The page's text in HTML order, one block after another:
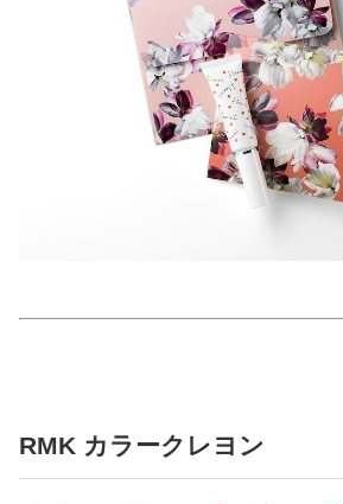
妊娠/出産/家族
ココロ/カラダ
RMK カラークレヨン